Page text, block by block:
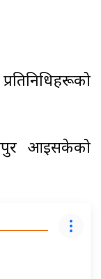
आइसकेको